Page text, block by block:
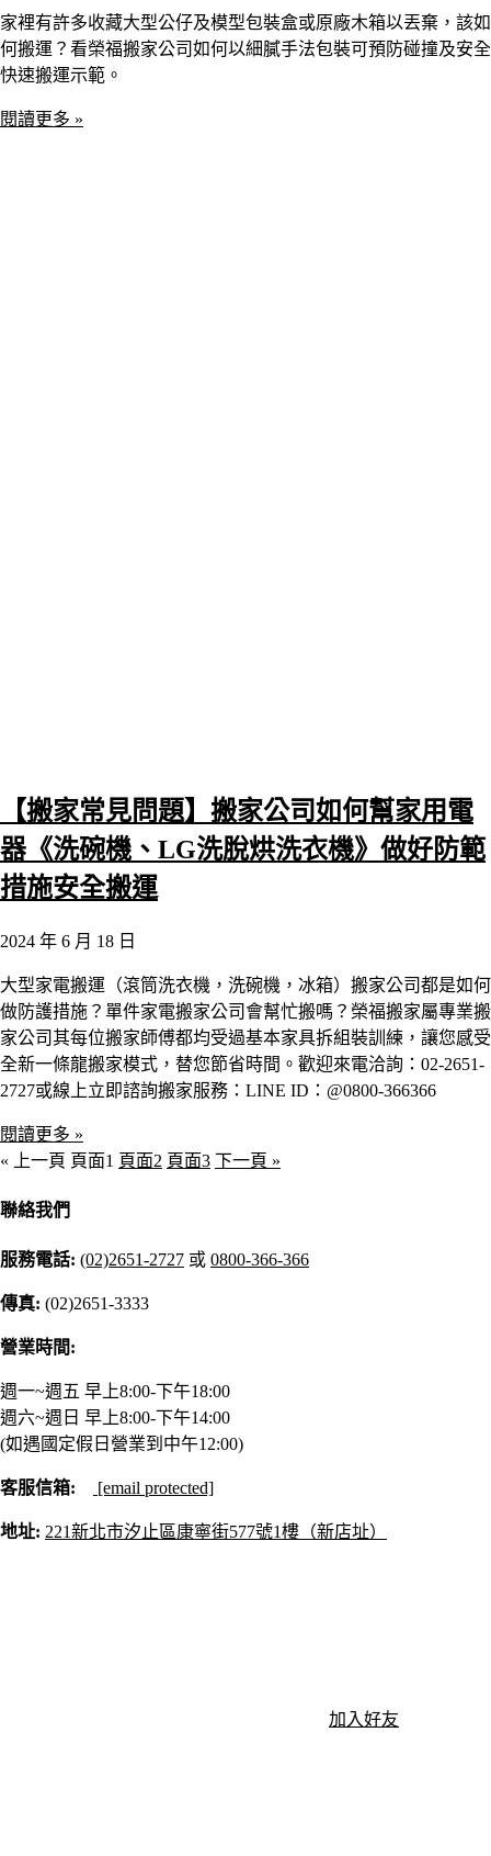
家裡有許多收藏大型公仔及模型包裝盒或原廠木箱以丟棄，該如
何搬運？看榮福搬家公司如何以細膩手法包裝可預防碰撞及安全
快速搬運示範。
閱讀更多 »
【搬家常見問題】搬家公司如何幫家用電
器《洗碗機、LG洗脫烘洗衣機》做好防範
措施安全搬運
2024 年 6 月 18 日
大型家電搬運（滾筒洗衣機，洗碗機，冰箱）搬家公司都是如何
做防護措施？單件家電搬家公司會幫忙搬嗎？榮福搬家屬專業搬
家公司其每位搬家師傅都均受過基本家具拆組裝訓練，讓您感受
全新一條龍搬家模式，替您節省時間。歡迎來電洽詢：02-2651-
2727或線上立即諮詢搬家服務：LINE ID：@0800-366366
閱讀更多 »
« 上一頁 頁面1 頁面2 頁面3 下一頁 »
聯絡我們
服務電話: (02)2651-2727 或 0800-366-366
傳真: (02)2651-3333
營業時間:
週一~週五 早上8:00-下午18:00
週六~週日 早上8:00-下午14:00
(如遇國定假日營業到中午12:00)
客服信箱: [email protected]
地址: 221新北市汐止區康寧街577號1樓（新店址）
加入好友